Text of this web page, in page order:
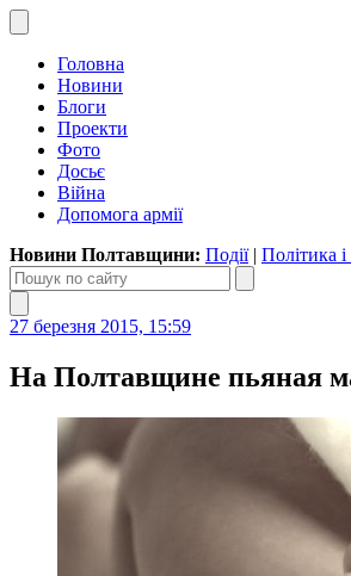
Головна
Новини
Блоги
Проекти
Фото
Досьє
Війна
Допомога армії
Новини Полтавщини: Події| Політика і
27 березня 2015, 15:59
На Полтавщине пьяная